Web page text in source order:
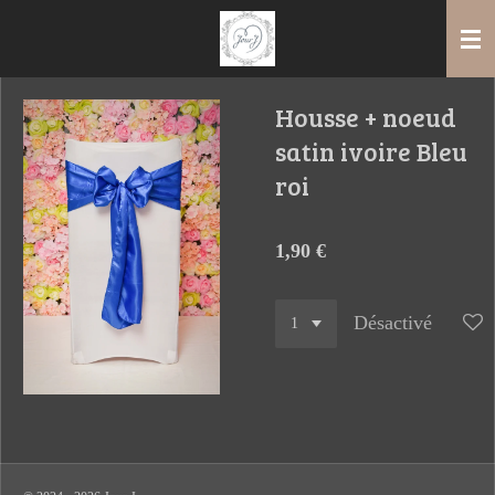
contenu
principal
Housse + noeud
satin ivoire Bleu
roi
1,90 €
Désactivé